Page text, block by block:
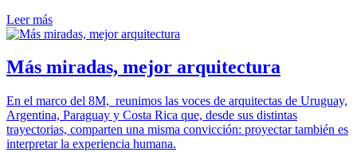
Leer más
Más miradas, mejor arquitectura
En el marco del 8M, reunimos las voces de arquitectas de Uruguay,
Argentina, Paraguay y Costa Rica que, desde sus distintas
trayectorias, comparten una misma convicción: proyectar también es
interpretar la experiencia humana.